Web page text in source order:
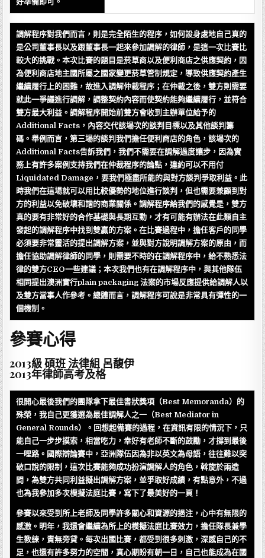
調解程序對我們而言，則是完全陌生的程序，如何設身處地自己真的
是公司董事長以及跟董事長一起來參加調解的律師，是這一次比賽比
較大的挑戰。本次比賽的題目是菸草商以及便利商店之供應契約，因
為便利商店地主國所屬之國家變更菸草管制規定，導致供應契約產生
繼續履行上的困難，故進入調解仲裁程序；在仲裁之後，雙方則需要
就此一爭議進行調解，調整契約內容而使契約能夠繼續履行，並符合
雙方最大利益。調解程序開始前雙方會收到主辦單位給予的
Additional Facts，內容交代該場次的談判目標以及其他談判籌
碼。舉例而言，第三場的談判我們擔任便利商店的角色，該場次的
Additional Facts告訴我們，我們不需要在調解過度讓步，因為實
務上有許多案例支持我們在仲裁程序的論點，違約可以不用付
Liquidated Damage，要我們極盡所能的與對方談判爭取利益。此
時我們在這場就可以用比較優勢的地位進行談判，但也需要兼顧到對
方的利益以免破壞和諧的商業關係。調解程序給我們的感覺是，雙方
真的要有非常好的合作基礎與長期互動，才有可能有辦法在此類自主
發起的調解程序中找到雙贏的方案。在比賽過程中，擔任客戶的同學
必須要非常靈活的提出調解方案，並與對方說明調解方案的原由，而
擔任協助調解律師的同學，則需要不時的在調解程序中，給不熟悉法
律的雙方CEO一些建議；本次我們也有在調解程序中，與其他隊伍
相同提出澳洲實行plain packaging 法案的市場反應提供給調解人以
及雙方當事人作參考。總體而言，調解程序可說是非常具有彈性的一
個機制。
參賽心得
2013級 碩班 法律組 呂馥伊
2013年律師高考及格
很開心最後我們的團隊拿下最佳書狀獎項（Best Memoranda）的
殊榮，我自己更獲選為最佳調解人之一（Best Mediator in
General Rounds）。回想起備賽的過程，在資訊有限的情況下，只
能自己一步步摸索，相當吃力，幸好有老師不斷的鼓勵，才撐到最後
一哩路。國際辯論賽中，亞洲隊伍因為非以英文為母語，往往難以突
破口說的限制，這次比賽能夠成功扮演調解人的角色，斡旋於兩造
間，為雙方共同利益擬出調解方案，並爭取好成績，有點意外，不過
也為我參加多次模擬法庭比賽，寫下了最美好的一頁！
參賽以來受到所上老師及同學許多關心和資源的挹注，心中有無限的
感激。明年，我還會繼續為所上的模擬法庭比賽效力，擔任隊長兼學
生教練，責無旁貸。每次出國比賽，都受到很多刺激，深感自己的不
足，也還有許多努力的空間，真心期盼有朝一日，自己也能成為在國